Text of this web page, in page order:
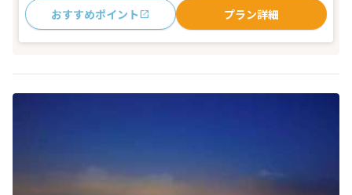
おすすめポイント プラン詳細